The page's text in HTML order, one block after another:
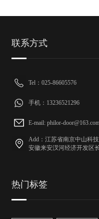
联系方式
Tel：025-86605576
手机：13236521296
E-mail: philor-
Add：江苏省南京中山科
安徽来安汊河经济开发区
热门标签